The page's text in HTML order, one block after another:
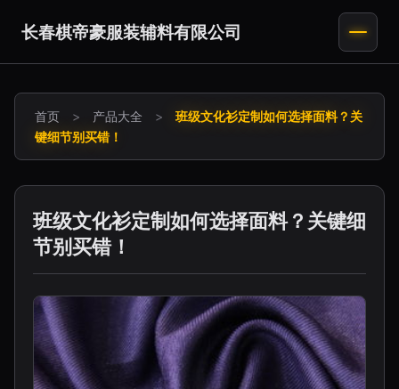
长春棋帝豪服装辅料有限公司
首页 > 产品大全 >
班级文化衫定制如何选择面料？关
键细节别买错！
班级文化衫定制如何选择面料？关键细
节别买错！